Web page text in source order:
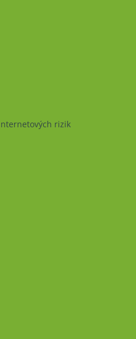
rizik